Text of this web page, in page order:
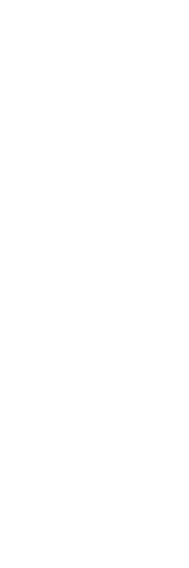
bort något av